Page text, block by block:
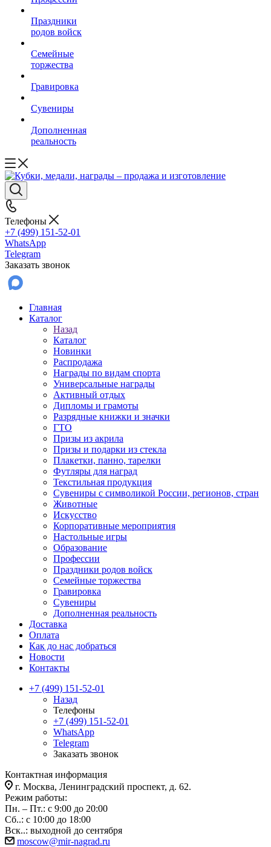
Праздники
родов войск
Семейные
торжества
Гравировка
Сувениры
Дополненная
реальность
Телефоны
+7 (499) 151-52-01
WhatsApp
Telegram
Заказать звонок
Главная
Каталог
Назад
Каталог
Новинки
Распродажа
Награды по видам спорта
Универсальные награды
Активный отдых
Дипломы и грамоты
Разрядные книжки и значки
ГТО
Призы из акрила
Призы и подарки из стекла
Плакетки, панно, тарелки
Футляры для наград
Текстильная продукция
Сувениры с символикой России, регионов, стран
Животные
Искусство
Корпоративные мероприятия
Настольные игры
Образование
Профессии
Праздники родов войск
Семейные торжества
Гравировка
Сувениры
Дополненная реальность
Доставка
Оплата
Как до нас добраться
Новости
Контакты
+7 (499) 151-52-01
Назад
Телефоны
+7 (499) 151-52-01
WhatsApp
Telegram
Заказать звонок
Контактная информация
г. Москва, Ленинградский проспект, д. 62.
Режим работы:
Пн. – Пт.: с 9:00 до 20:00
Сб..: с 10:00 до 18:00
Вск..: выходной до сентября
moscow@mir-nagrad.ru